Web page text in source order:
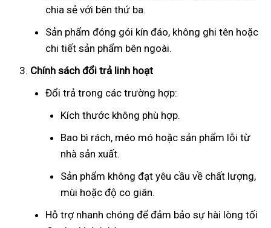
chia sẻ với bên thứ ba.
Sản phẩm đóng gói kín đáo, không ghi tên hoặc
chi tiết sản phẩm bên ngoài.
Chính sách đổi trả linh hoạt
Đổi trả trong các trường hợp:
Kích thước không phù hợp.
Bao bì rách, méo mó hoặc sản phẩm lỗi từ
nhà sản xuất.
Sản phẩm không đạt yêu cầu về chất lượng,
mùi hoặc độ co giãn.
Hỗ trợ nhanh chóng để đảm bảo sự hài lòng tối